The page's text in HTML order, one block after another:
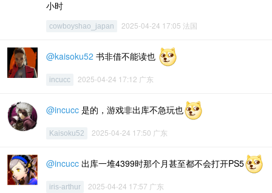
小时
cowboyshao_japan 2025-04-24 17:05 法国
@kaisoku52 书非借不能读也
incucc 2025-04-24 17:12 广东
@incucc 是的，游戏非出库不急玩也
Kaisoku52 2025-04-24 17:50 广东
@incucc 出库一堆4399时那个月甚至都不会打开PS5
iris-arthur 2025-04-24 17:57 广东